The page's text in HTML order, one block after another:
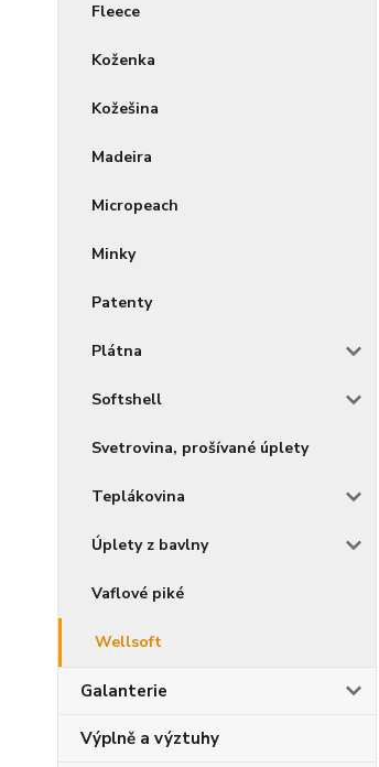
Fleece
Koženka
Kožešina
Madeira
Micropeach
Minky
Patenty
Plátna
Softshell
Svetrovina, prošívané úplety
Teplákovina
Úplety z bavlny
Vaflové piké
Wellsoft
Galanterie
Výplně a výztuhy